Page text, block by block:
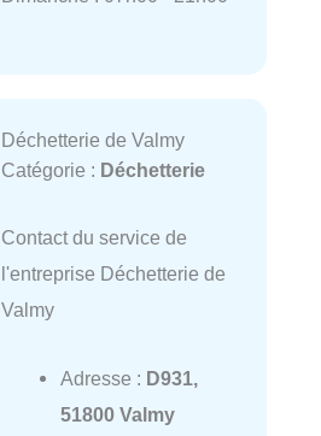
Déchetterie de Valmy
Catégorie : Déchetterie
Contact du service de
l'entreprise Déchetterie de
Valmy
Adresse : D931,
51800 Valmy